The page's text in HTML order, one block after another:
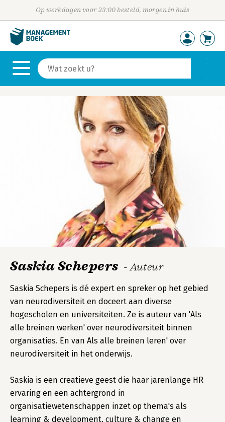
Op werkdagen voor 23:00 besteld, morgen in huis
Saskia Schepers - Auteur
Saskia Schepers is dé expert en spreker op het gebied
van neurodiversiteit en doceert aan diverse
hogescholen en universiteiten. Ze is auteur van 'Als
alle breinen werken' over neurodiversiteit binnen
organisaties. En van Als alle breinen leren' over
neurodiversiteit in het onderwijs.
Saskia is een creatieve geest die haar jarenlange HR
ervaring en een achtergrond in
organisatiewetenschappen inzet op thema's als
learning & development, culture & change en